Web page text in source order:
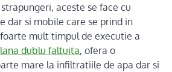
aceste se face cu
dar si mobile care se prind in
mult timpul de executie a
dublu faltuita, ofera o
mare la infiltratiile de apa dar si